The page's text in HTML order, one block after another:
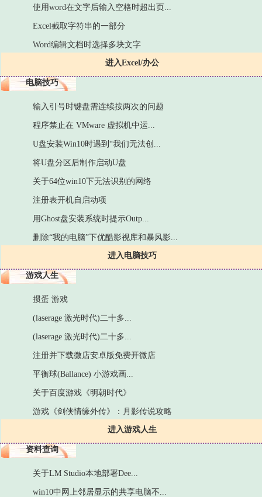
进入Excel/办公
使用word在文字后输入空格时超出页...
Excel截取字符串的一部分
Word编辑文档时选择多块文字
电脑技巧
进入电脑技巧
输入引号时键盘需连续按两次的问题
程序禁止在 VMware 虚拟机中运...
U盘安装Win10时遇到“我们无法创...
将U盘分区后制作启动U盘
关于64位win10下无法识别的网络
注册表开机自启动项
用Ghost盘安装系统时提示Outp...
删除“我的电脑”下优酷影视库和暴风影...
游戏人生
进入游戏人生
掼蛋 游戏
(laserage 激光时代)二十多...
(laserage 激光时代)二十多...
注册并下载微店安卓版免费开微店
平衡球(Ballance) 小游戏画...
关于百度游戏《明朝时代》
游戏《剑侠情缘外传》：月影传说攻略
资料查询
关于LM Studio本地部署Dee...
win10中网上邻居显示的共享电脑不...